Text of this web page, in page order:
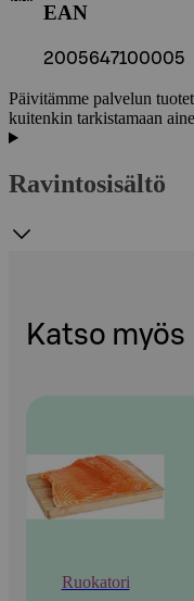
EAN
2005647100005
Päivitämme palvelun
kuitenkin tarkistamaan
Ravintosisältö
Katso myös
Ruokatori